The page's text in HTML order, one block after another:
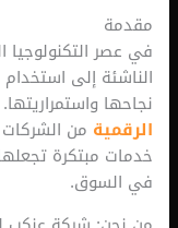
الحديثة
إلى استخدام
واستمراريتها. تعتبر
من الشركات
تجعلها